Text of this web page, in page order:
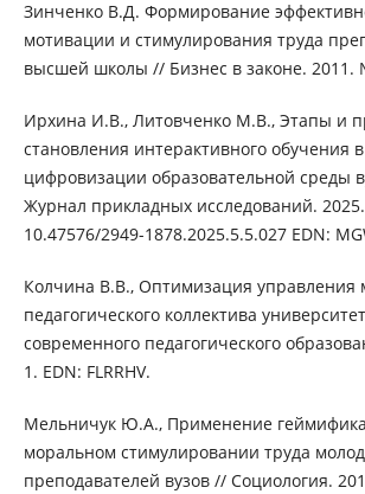
Зинченко В.Д. Формирование
мотивации и стимулирования труда
высшей школы // Бизнес в законе. 2011.
Ирхина И.В., Литовченко М.В., Этапы и
становления интерактивного обучения
цифровизации образовательной среды
Журнал прикладных исследований.
10.47576/2949-1878.2025.5.5.027 EDN:
Колчина В.В., Оптимизация управления
педагогического коллектива
современного педагогического
1. EDN: FLRRHV.
Мельничук Ю.А., Применение
моральном стимулировании труда
преподавателей вузов // Социология.